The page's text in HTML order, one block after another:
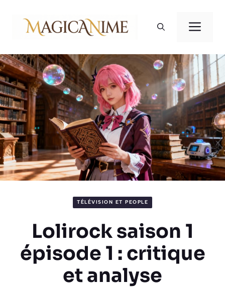
contenu
TÉLÉVISION ET PEOPLE
Lolirock saison 1
épisode 1 : critique
et analyse